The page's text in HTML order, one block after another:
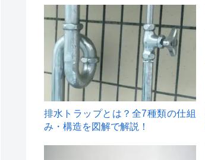
1
排水トラップとは？全7種類の仕組
み・構造を図解で解説！